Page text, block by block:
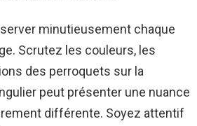
minutieusement chaque
Scrutez les couleurs, les
des perroquets sur la
peut présenter une nuance
différente. Soyez attentif